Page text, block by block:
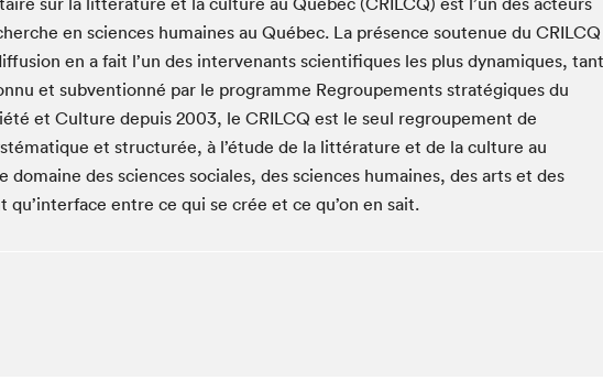
Espace ado | Lis-moi MTL
Espace des tout-petits
Espace Radio-Canada
La cabane à culture
La Maison des libraires
du livre
Le Salon dans ta classe
Liseur Public
en sciences humaines au Québec. La présence soutenue du CRILCQ
en a fait l’un des intervenants scientifiques les plus dynamiques, tant
et subventionné par le programme Regroupements stratégiques du
et Culture depuis 2003, le CRILCQ est le seul regroupement de
et structurée, à l’étude de la littérature et de la culture au
des sciences sociales, des sciences humaines, des arts et des
entre ce qui se crée et ce qu’on en sait.